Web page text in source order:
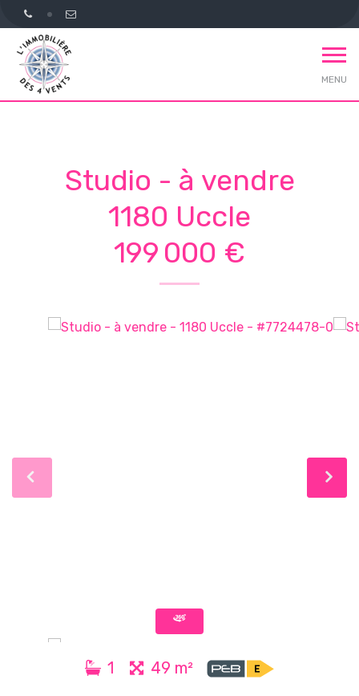
MENU
Studio - à vendre
1180 Uccle
199 000 €
1 49 m²